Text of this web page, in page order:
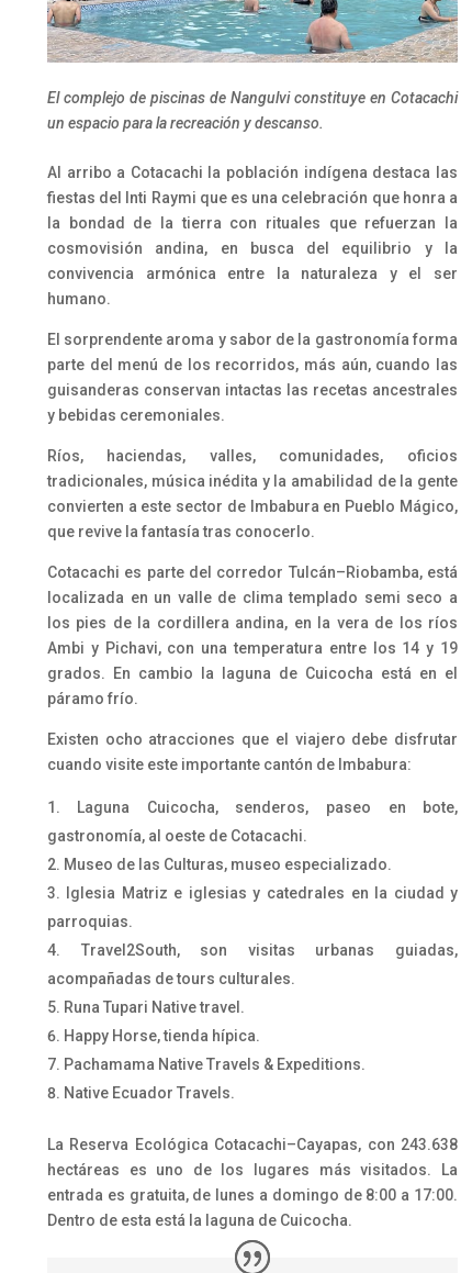
El complejo de piscinas de Nangulvi constituye en Cotacachi
un espacio para la recreación y descanso.
Al arribo a Cotacachi la población indígena destaca las
fiestas del Inti Raymi que es una celebración que honra a
la bondad de la tierra con rituales que refuerzan la
cosmovisión andina, en busca del equilibrio y la
convivencia armónica entre la naturaleza y el ser
humano.
El sorprendente aroma y sabor de la gastronomía forma
parte del menú de los recorridos, más aún, cuando las
guisanderas conservan intactas las recetas ancestrales
y bebidas ceremoniales.
Ríos, haciendas, valles, comunidades, oficios
tradicionales, música inédita y la amabilidad de la gente
convierten a este sector de Imbabura en Pueblo Mágico,
que revive la fantasía tras conocerlo.
Cotacachi es parte del corredor Tulcán–Riobamba, está
localizada en un valle de clima templado semi seco a
los pies de la cordillera andina, en la vera de los ríos
Ambi y Pichavi, con una temperatura entre los 14 y 19
grados. En cambio la laguna de Cuicocha está en el
páramo frío.
Existen ocho atracciones que el viajero debe disfrutar
cuando visite este importante cantón de Imbabura:
Laguna Cuicocha, senderos, paseo en bote,
gastronomía, al oeste de Cotacachi.
Museo de las Culturas, museo especializado.
Iglesia Matriz e iglesias y catedrales en la ciudad y
parroquias.
Travel2South, son visitas urbanas guiadas,
acompañadas de tours culturales.
Runa Tupari Native travel.
Happy Horse, tienda hípica.
Pachamama Native Travels & Expeditions.
Native Ecuador Travels.
La Reserva Ecológica Cotacachi–Cayapas, con 243.638
hectáreas es uno de los lugares más visitados. La
entrada es gratuita, de lunes a domingo de 8:00 a 17:00.
Dentro de esta está la laguna de Cuicocha.